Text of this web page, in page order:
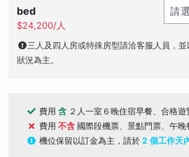
bed
$24,200/人
三人及四人房或特殊房型請洽客服人員，
狀況為主。
費用 含 ２人一室６晚住宿早餐、合格
費用 不含 國際段機票、景點門票、午
機位保留以訂金為主，請於 2 個工作天